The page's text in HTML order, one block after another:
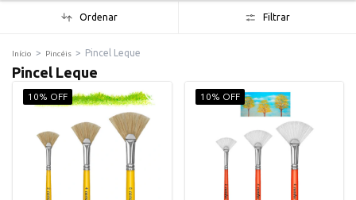
Ordenar Filtrar
Início > Pincéis > Pincel Leque
Pincel Leque
10% OFF 10% OFF